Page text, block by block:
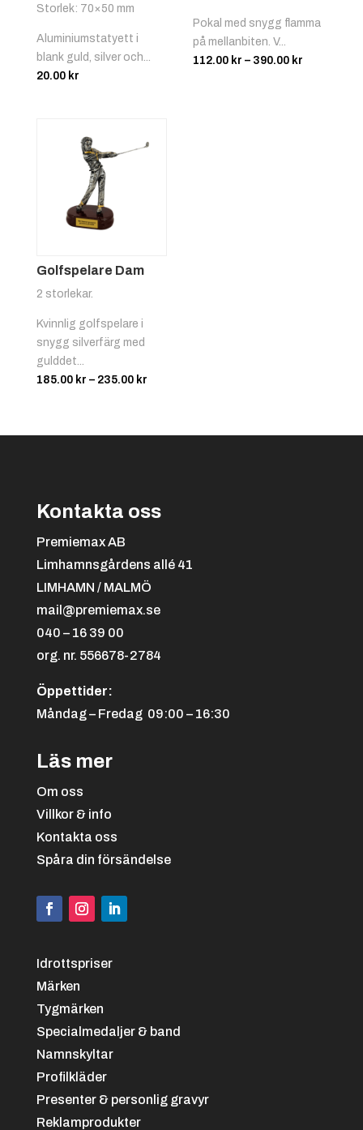
Röd/vit
Svart/gul
Svart/orange
Storlek: 70×50 mm
Aluminiumstatyett i
blank guld, silver och...
20.00 kr
Pokal med snygg flamma
på mellanbiten. V...
112.00 kr – 390.00 kr
Golfspelare Dam
2 storlekar.
Kvinnlig golfspelare i
snygg silverfärg med
gulddet...
185.00 kr – 235.00 krPrisintervall:
235.00 kr
Kontakta oss
Premiemax AB
Limhamnsgårdens allé 41
LIMHAMN / MALMÖ
mail@premiemax.se
040 – 16 39 00
org. nr. 556678-2784
Öppettider:
Måndag – Fredag 09:00 – 16:30
Läs mer
Om oss
Villkor & info
Kontakta oss
Spåra din försändelse
Idrottspriser
Märken
Tygmärken
Specialmedaljer & band
Namnskyltar
Profilkläder
Presenter & personlig gravyr
Reklamprodukter